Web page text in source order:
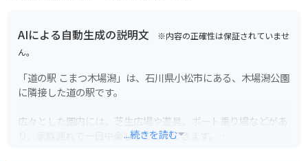
AIによる自動生成の説明文 ※内容の正確性は保証されていませ
ん。
「道の駅 こまつ木場潟」は、石川県小松市にある、木場潟公園
に隣接した道の駅です。
広々とした園内には、芝生広場や遊具、ボート乗り場などがあ
り、家族連れで一日中楽しむことができます。
...続きを読む